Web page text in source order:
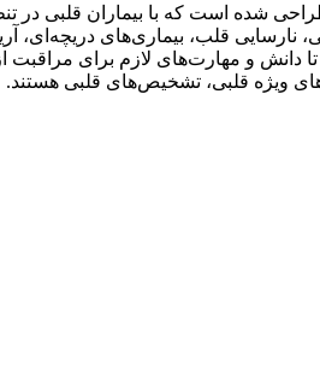
شده است که با بیماران قلبی در
نارسایی قلب، بیماری‌های دریچه‌ای،
و مهارت‌های لازم برای مراقبت از
ویژه قلبی، تشخیص‌های قلبی هستند.